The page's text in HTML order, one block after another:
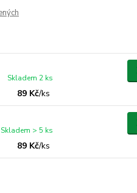
89 Kč/ks
Skladem 2 ks
89 Kč/ks
Skladem > 5 ks